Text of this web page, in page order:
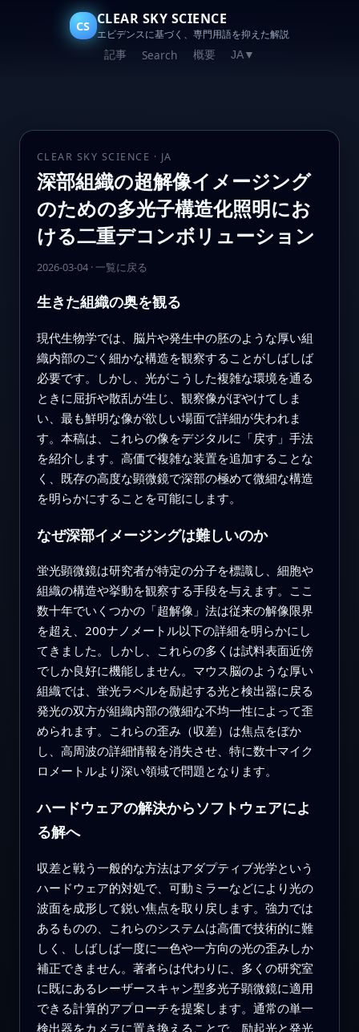
CS CLEAR SKY SCIENCE
エビデンスに基づく、専門用語を抑えた解説
記事 Search 概要 JA▼
CLEAR SKY SCIENCE · JA
深部組織の超解像イメージング
のための多光子構造化照明にお
ける二重デコンボリューション
2026-03-04· 一覧に戻る
生きた組織の奥を観る
現代生物学では、脳片や発生中の胚のような厚い組
織内部のごく細かな構造を観察することがしばしば
必要です。しかし、光がこうした複雑な環境を通る
ときに屈折や散乱が生じ、観察像がぼやけてしま
い、最も鮮明な像が欲しい場面で詳細が失われま
す。本稿は、これらの像をデジタルに「戻す」手法
を紹介します。高価で複雑な装置を追加することな
く、既存の高度な顕微鏡で深部の極めて微細な構造
を明らかにすることを可能にします。
なぜ深部イメージングは難しいのか
蛍光顕微鏡は研究者が特定の分子を標識し、細胞や
組織の構造や挙動を観察する手段を与えます。ここ
数十年でいくつかの「超解像」法は従来の解像限界
を超え、200ナノメートル以下の詳細を明らかにし
てきました。しかし、これらの多くは試料表面近傍
でしか良好に機能しません。マウス脳のような厚い
組織では、蛍光ラベルを励起する光と検出器に戻る
発光の双方が組織内部の微細な不均一性によって歪
められます。これらの歪み（収差）は焦点をぼか
し、高周波の詳細情報を消失させ、特に数十マイク
ロメートルより深い領域で問題となります。
ハードウェアの解決からソフトウェアによ
る解へ
収差と戦う一般的な方法はアダプティブ光学という
ハードウェア的対処で、可動ミラーなどにより光の
波面を成形して鋭い焦点を取り戻します。強力では
あるものの、これらのシステムは高価で技術的に難
しく、しばしば一度に一色や一方向の光の歪みしか
補正できません。著者らは代わりに、多くの研究室
に既にあるレーザースキャン型多光子顕微鏡に適用
できる計算的アプローチを提案します。通常の単一
検出器をカメラに置き換えることで、励起光と発光